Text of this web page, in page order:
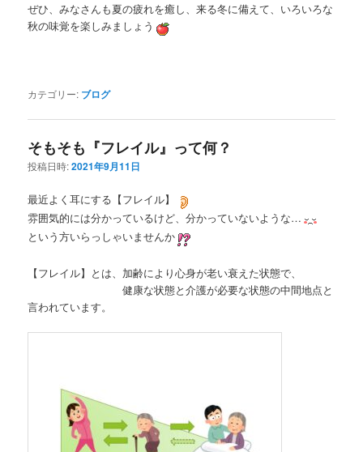
ぜひ、みなさんも夏の疲れを癒し、来る冬に備えて、いろいろな
秋の味覚を楽しみましょう
カテゴリー: ブログ
そもそも『フレイル』って何？
投稿日時:2021年9月11日
最近よく耳にする【フレイル】
雰囲気的には分かっているけど、分かっていないような…
という方いらっしゃいませんか
【フレイル】とは、加齢により心身が老い衰えた状態で、
健康な状態と介護が必要な状態の中間地点と
言われています。